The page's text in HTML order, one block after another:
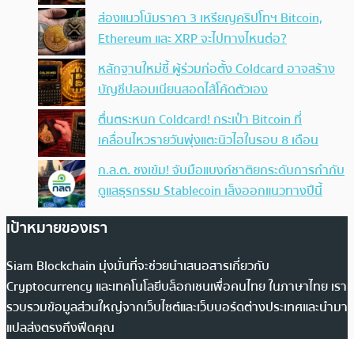
ส่องแนวโน้มราคา 3 เหรียญคริปโทฯ Bitcoin,
Ethereum และ XRP จะไปทางไหนต่อ?
หลักฐานใหม่ชี้ ผู้ร่วมก่อตั้ง Coldcard อาจสร้าง
บัญชีปลอมเนียนสอดไส้โค้ดตัวเอง
ตื่นตระหนก Coldcard! กระเป๋า Bitcoin ที่
เคลื่อนไหวรายวันพุ่งแตะนิวไฮในรอบ 8 เดือน
ก.ล.ต. ชงเข้ม! จับมือแบงก์ชาติยกระดับการกำกับ
ดูแลธุรกรรม Stablecoin เล็งออกแนวทางปีนี้
เป้าหมายของเรา
Siam Blockchain มุ่งมั่นที่จะช่วยนำเสนอสารเกี่ยวกับ
Cryptocurrency และเทคโนโลยีบล็อกเชนเพื่อคนไทย ในภาษาไทย เรา
รวบรวมข้อมูลส่วนใหญ่จากเว็บไซต์และเว็บบอร์ดต่างประเทศและนำมา
แปลส่งตรงถึงฟีดคุณ